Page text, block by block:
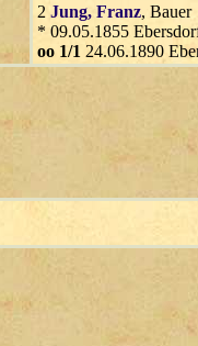
2 Jung, Franz, Bauer
* 09.05.1855
oo 1/1 24.06.1890